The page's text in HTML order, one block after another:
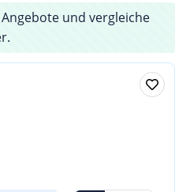
und vergleiche